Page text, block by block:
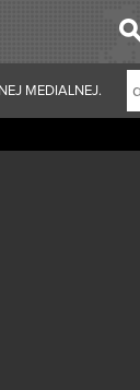
MEDIALNEJ.